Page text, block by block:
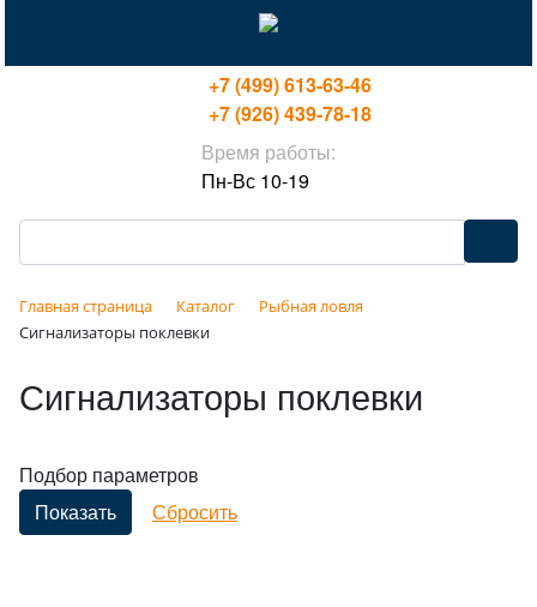
+7 (499) 613-63-46
+7 (926) 439-78-18
Время работы:
Пн-Вс 10-19
Главная страница Каталог
Рыбная ловля
Сигнализаторы поклевки
Сигнализаторы поклевки
Подбор параметров